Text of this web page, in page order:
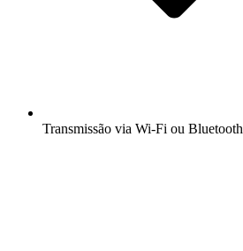
Transmissão via Wi-Fi ou Bluetooth